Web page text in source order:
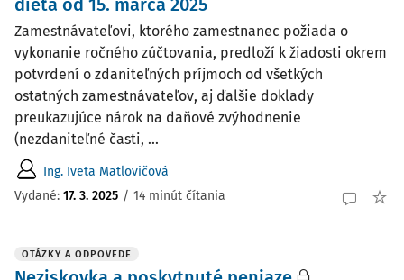
dieťa od 15. marca 2025
Zamestnávateľovi, ktorého zamestnanec požiada o
vykonanie ročného zúčtovania, predloží k žiadosti okrem
potvrdení o zdaniteľných príjmoch od všetkých
ostatných zamestnávateľov, aj ďalšie doklady
preukazujúce nárok na daňové zvýhodnenie
(nezdaniteľné časti, ...
Ing. Iveta Matlovičová
Vydané: 17. 3. 2025 / 14 minút čítania
OTÁZKY A ODPOVEDE